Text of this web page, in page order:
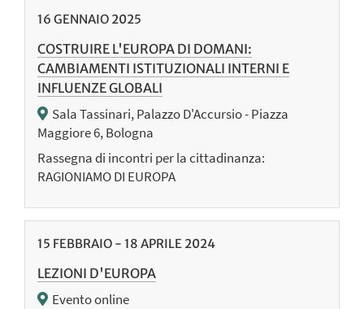
16 GENNAIO 2025
COSTRUIRE L'EUROPA DI DOMANI:
CAMBIAMENTI ISTITUZIONALI INTERNI E
INFLUENZE GLOBALI
Sala Tassinari, Palazzo D'Accursio - Piazza
Maggiore 6, Bologna
Rassegna di incontri per la cittadinanza:
RAGIONIAMO DI EUROPA
15 FEBBRAIO - 18 APRILE 2024
LEZIONI D'EUROPA
Evento online